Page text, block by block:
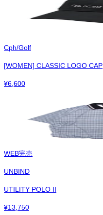
Cph/Golf
[WOMEN] CLASSIC LOGO CAP
¥6,600
WEB完売
UNBIND
UTILITY POLO II
¥13,750